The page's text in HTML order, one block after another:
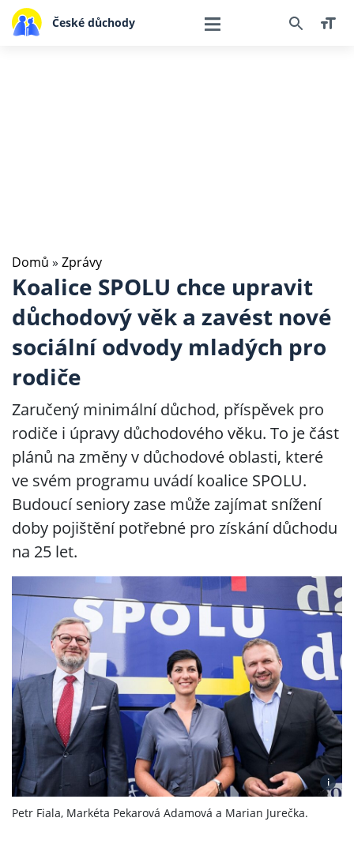
České důchody
Domů » Zprávy
Koalice SPOLU chce upravit
důchodový věk a zavést nové
sociální odvody mladých pro
rodiče
Zaručený minimální důchod, příspěvek pro
rodiče i úpravy důchodového věku. To je část
plánů na změny v důchodové oblasti, které
ve svém programu uvádí koalice SPOLU.
Budoucí seniory zase může zajímat snížení
doby pojištění potřebné pro získání důchodu
na 25 let.
i
Petr Fiala, Markéta Pekarová Adamová a Marian Jurečka.